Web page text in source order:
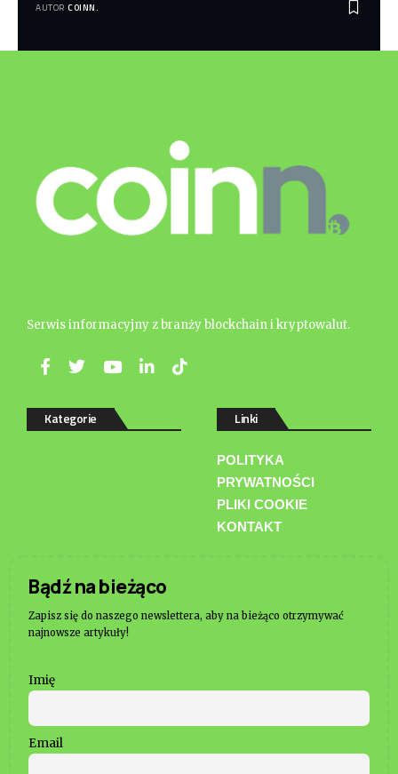
AUTOR COINN.
Serwis informacyjny z branży blockchain i kryptowalut.
Kategorie Linki
POLITYKA
PRYWATNOŚCI
PLIKI COOKIE
KONTAKT
Bądź na bieżąco
Zapisz się do naszego newslettera, aby na bieżąco otrzymywać
najnowsze artykuły!
Imię
Email